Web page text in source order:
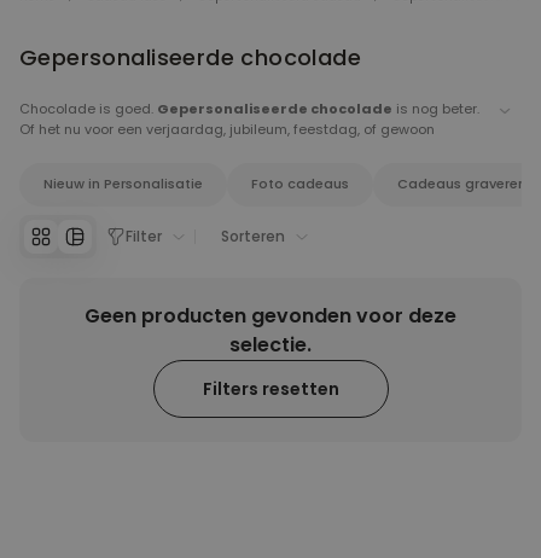
Gepersonaliseerde chocolade
Chocolade is goed. Gepersonaliseerde chocolade is nog beter.
Of het nu voor een verjaardag, jubileum, feestdag, of gewoon
echt nog lekkerder als het gepersonaliseerd is. Verras jouw
Nieuw in Personalisatie Foto cadeaus Cadeaus graveren
Filter Sorteren
Geen producten gevonden voor deze
selectie.
Filters resetten